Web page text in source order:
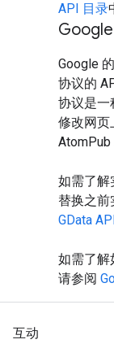
API 目录
Google
协议的
协议是一
修改网页
AtomPub
如需了解
替换之前
GData
如需了解
请参阅
互动